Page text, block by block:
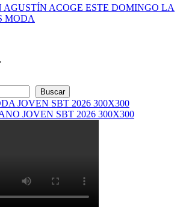
ACOGE ESTE DOMINGO LA
MODA
Buscar